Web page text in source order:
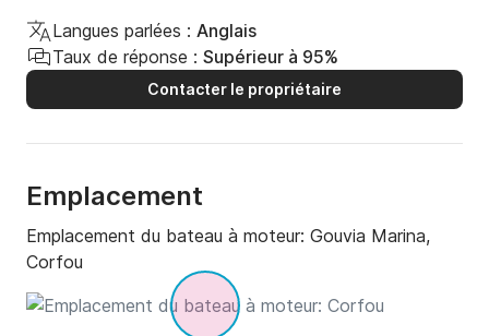
Langues parlées : Anglais
Taux de réponse : Supérieur à 95%
Contacter le propriétaire
Emplacement
Emplacement du bateau à moteur: Gouvia Marina,
Corfou